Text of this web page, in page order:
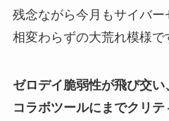
残念ながら今月もサイバ
相変わらずの大荒れ模様で
ゼロデイ脆弱性が飛び交
コラボツールにまでクリ